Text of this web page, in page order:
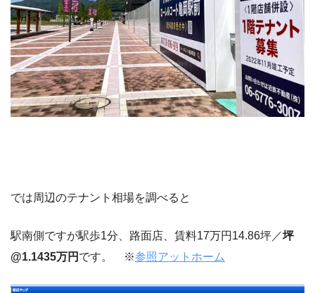
では周辺のテナント相場を調べると
駅南側ですが駅歩1分、路面店、賃料17万円14.86坪／坪
@1.1435万円 です。 ※参照アットホーム